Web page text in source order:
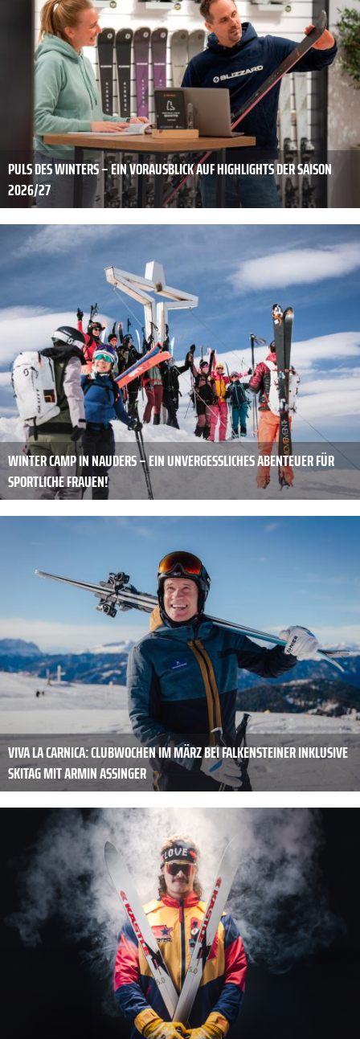
PULS DES WINTERS – EIN VORAUSBLICK AUF HIGHLIGHTS DER SAISON
2026/27
WINTER CAMP IN NAUDERS – EIN UNVERGESSLICHES ABENTEUER FÜR
SPORTLICHE FRAUEN!
VIVA LA CARNICA: CLUBWOCHEN IM MÄRZ BEI FALKENSTEINER INKLUSIVE
SKITAG MIT ARMIN ASSINGER